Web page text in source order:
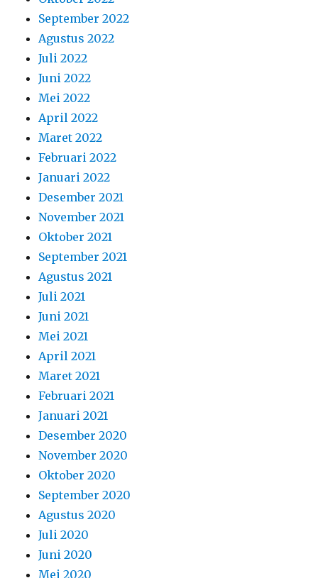
April 2022
Maret 2022
Februari 2022
Januari 2022
Desember 2021
November 2021
Oktober 2021
September 2021
Agustus 2021
Juli 2021
Juni 2021
Mei 2021
April 2021
Maret 2021
Februari 2021
Januari 2021
Desember 2020
November 2020
Oktober 2020
September 2020
Agustus 2020
Juli 2020
Juni 2020
Mei 2020
April 2020
Maret 2020
Februari 2020
Januari 2020
Desember 2019